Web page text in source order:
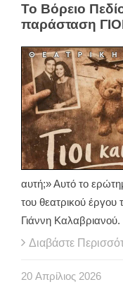
Το Βόρειο
παράσταση
αυτή;» Αυτό το
του θεατρικού
Γιάννη Καλαβριανού.
Διαβάστε
20 Απρίλιος 2026